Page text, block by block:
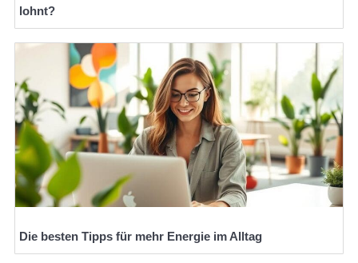
lohnt?
Die besten Tipps für mehr Energie im Alltag